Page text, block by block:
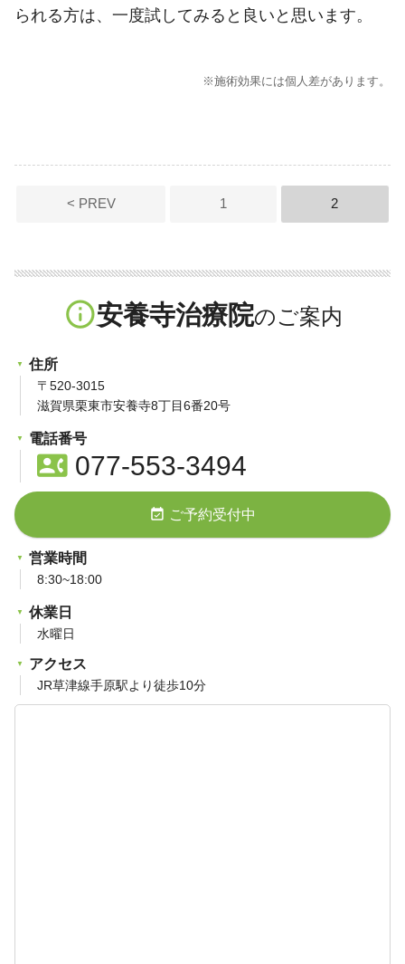
られる方は、一度試してみると良いと思います。
※施術効果には個人差があります。
ペ
ジ
り
< PREV 1 2
info_outline安養寺治療院
住所
〒520-3015
滋賀県栗東市安養寺8丁目6番20号
電話番号
contact_phone077-553-3494
event_available ご予約受付中
営業時間
8:30~18:00
休業日
水曜日
アクセス
JR草津線手原駅より徒歩10分